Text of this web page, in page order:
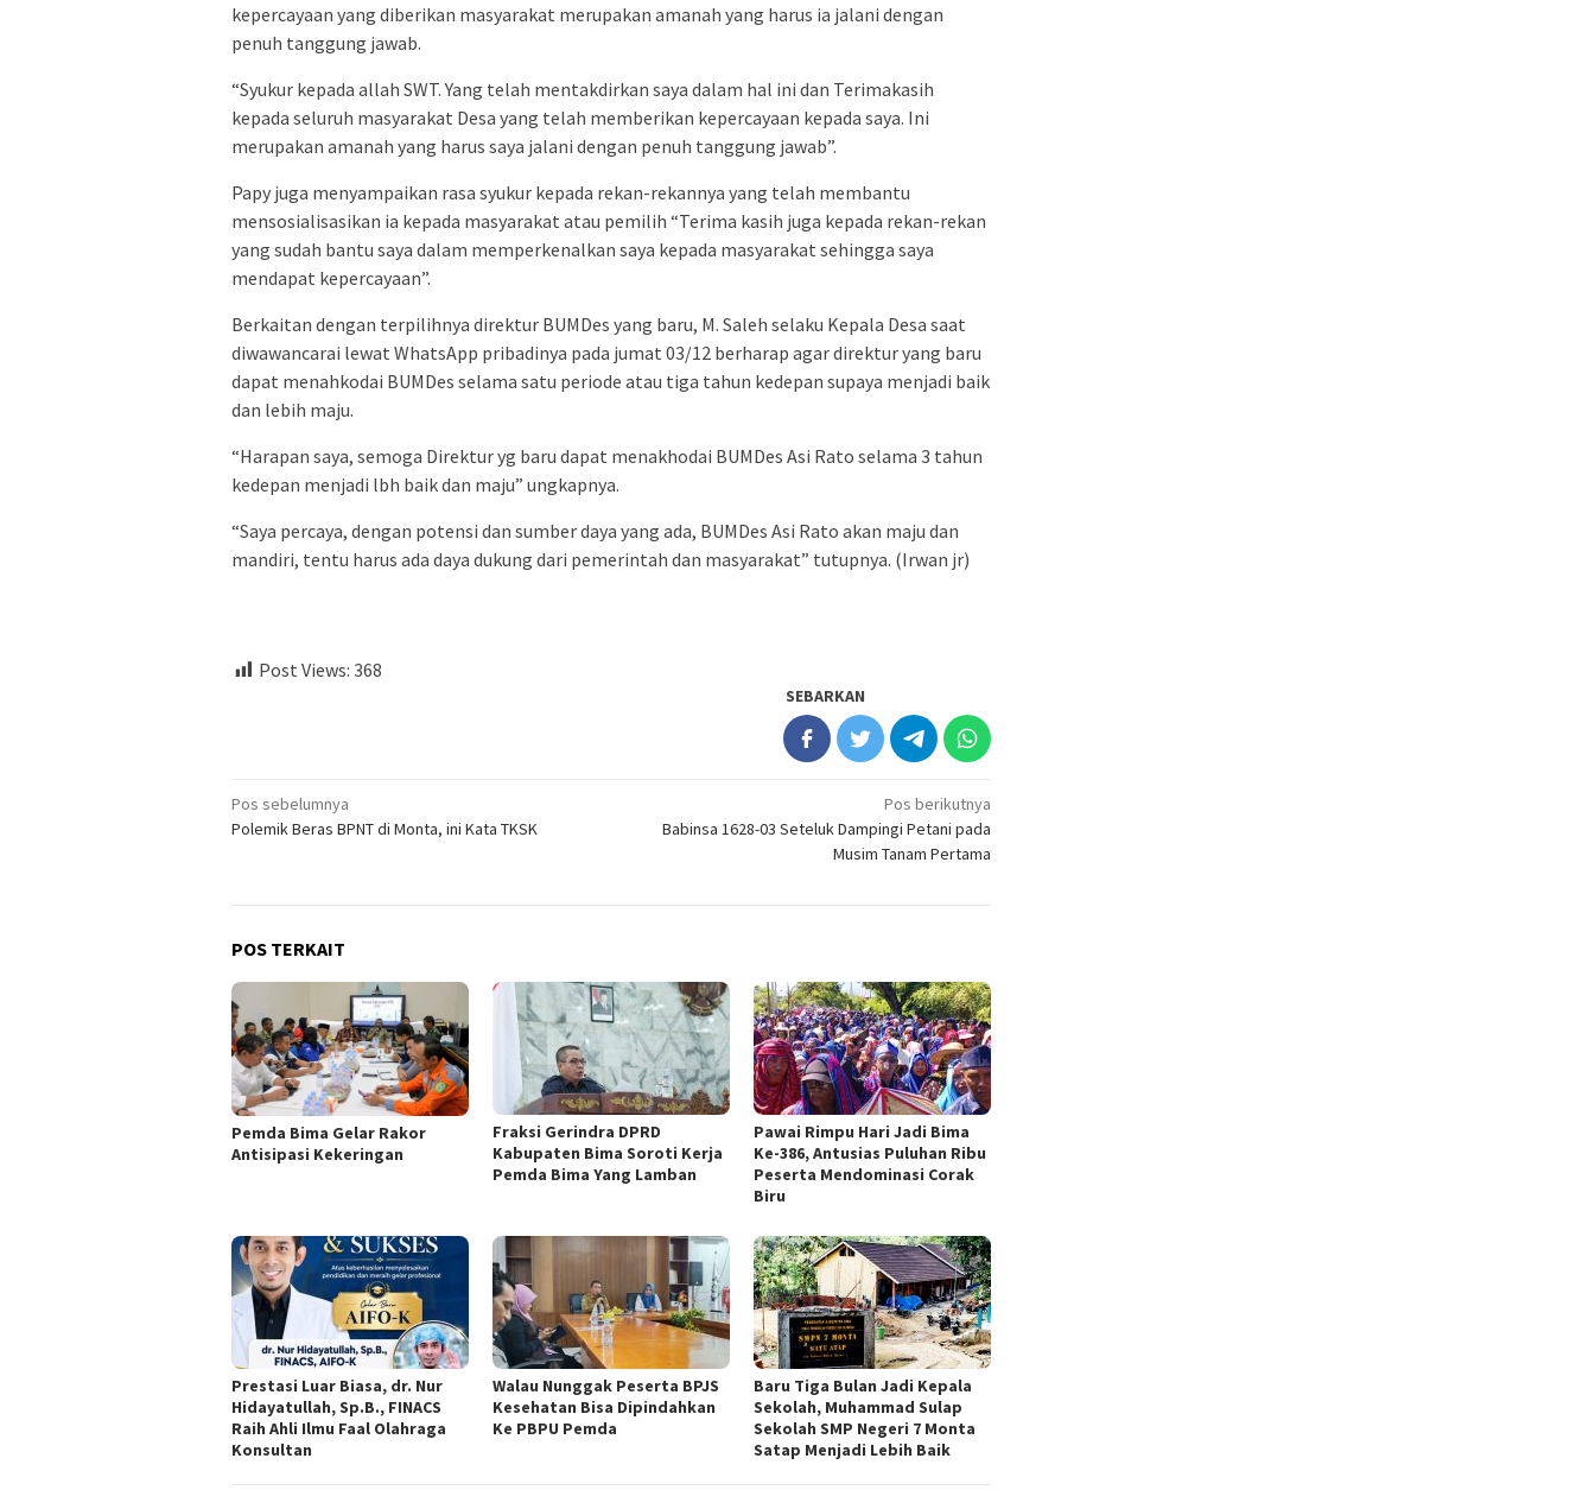
kepercayaan yang diberikan masyarakat merupakan amanah yang harus ia jalani dengan
penuh tanggung jawab.
“Syukur kepada allah SWT. Yang telah mentakdirkan saya dalam hal ini dan Terimakasih
kepada seluruh masyarakat Desa yang telah memberikan kepercayaan kepada saya. Ini
merupakan amanah yang harus saya jalani dengan penuh tanggung jawab”.
Papy juga menyampaikan rasa syukur kepada rekan-rekannya yang telah membantu
mensosialisasikan ia kepada masyarakat atau pemilih “Terima kasih juga kepada rekan-rekan
yang sudah bantu saya dalam memperkenalkan saya kepada masyarakat sehingga saya
mendapat kepercayaan”.
Berkaitan dengan terpilihnya direktur BUMDes yang baru, M. Saleh selaku Kepala Desa saat
diwawancarai lewat WhatsApp pribadinya pada jumat 03/12 berharap agar direktur yang baru
dapat menahkodai BUMDes selama satu periode atau tiga tahun kedepan supaya menjadi baik
dan lebih maju.
“Harapan saya, semoga Direktur yg baru dapat menakhodai BUMDes Asi Rato selama 3 tahun
kedepan menjadi lbh baik dan maju” ungkapnya.
“Saya percaya, dengan potensi dan sumber daya yang ada, BUMDes Asi Rato akan maju dan
mandiri, tentu harus ada daya dukung dari pemerintah dan masyarakat” tutupnya. (Irwan jr)
Post Views: 368
SEBARKAN
Navigasi
pos
Pos sebelumnya
Polemik Beras BPNT di Monta, ini Kata TKSK
Pos berikutnya
Babinsa 1628-03 Seteluk Dampingi Petani pada
Musim Tanam Pertama
POS TERKAIT
Pemda Bima Gelar Rakor
Antisipasi Kekeringan
Fraksi Gerindra DPRD
Kabupaten Bima Soroti Kerja
Pemda Bima Yang Lamban
Pawai Rimpu Hari Jadi Bima
Ke-386, Antusias Puluhan Ribu
Peserta Mendominasi Corak
Biru
Prestasi Luar Biasa, dr. Nur
Hidayatullah, Sp.B., FINACS
Raih Ahli Ilmu Faal Olahraga
Konsultan
Walau Nunggak Peserta BPJS
Kesehatan Bisa Dipindahkan
Ke PBPU Pemda
Baru Tiga Bulan Jadi Kepala
Sekolah, Muhammad Sulap
Sekolah SMP Negeri 7 Monta
Satap Menjadi Lebih Baik